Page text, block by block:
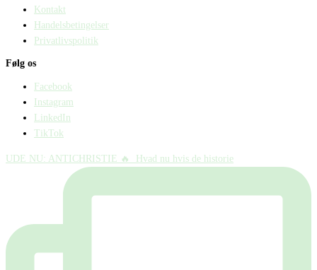
Kontakt
Handelsbetingelser
Privatlivspolitik
Følg os
Facebook
Instagram
LinkedIn
TikTok
UDE NU: ANTICHRISTIE 🔥⁠ ⁠ Hvad nu hvis de historie